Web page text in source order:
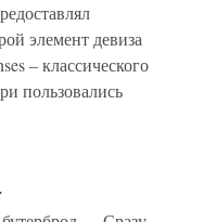
элемент девиза
– классического
пользовались